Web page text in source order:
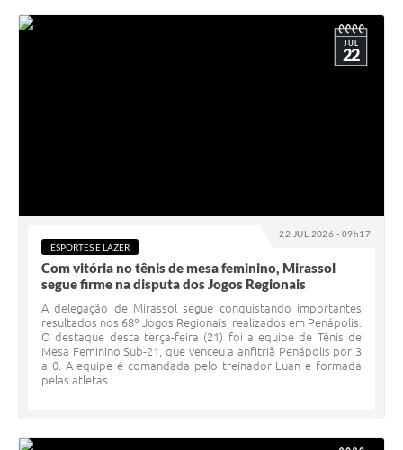
22 JUL 2026 - 09h17
JUL
22
ESPORTES E LAZER
Com vitória no tênis de mesa feminino, Mirassol
segue firme na disputa dos Jogos Regionais
A delegação de Mirassol segue conquistando importantes
resultados nos 68º Jogos Regionais, realizados em Penápolis.
O destaque desta terça-feira (21) foi a equipe de Tênis de
Mesa Feminino Sub-21, que venceu a anfitriã Penápolis por 3
a 0. A equipe é comandada pelo treinador Luan e formada
pelas atletas...